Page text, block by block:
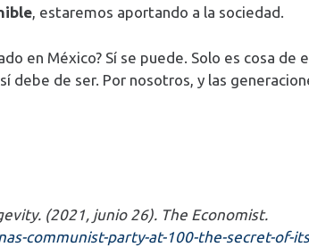
, estaremos aportando a la sociedad.
en México? Sí se puede. Solo es cosa
debe de ser. Por nosotros, y las
(2021, junio 26). The Economist.
communist-party-at-100-the-secret-of-